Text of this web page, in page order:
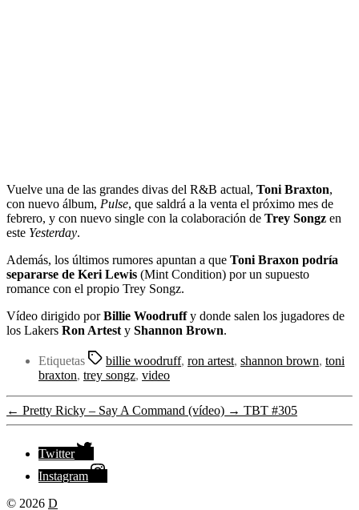
Vuelve una de las grandes divas del R&B actual, Toni Braxton,
con nuevo álbum, Pulse, que saldrá a la venta el próximo mes de
febrero, y con nuevo single con la colaboración de Trey Songz en
este Yesterday.
Además, los últimos rumores apuntan a que Toni Braxon podría
separarse de Keri Lewis (Mint Condition) por un supuesto
romance con el propio Trey Songz.
Vídeo dirigido porBillie Woodruffy donde salen los jugadores de
los Lakers Ron Artest y Shannon Brown.
Etiquetas billie woodruff, ron artest, shannon brown, toni
braxton, trey songz, video
← Pretty Ricky – Say A Command (vídeo) → TBT #305
Twitter
Instagram
© 2026 D